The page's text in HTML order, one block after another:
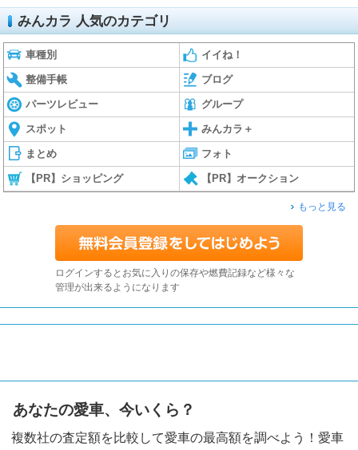
みんカラ 人気のカテゴリ
車種別 イイね！
整備手帳 ブログ
パーツレビュー グループ
スポット みんカラ＋
まとめ フォト
【PR】ショッピング 【PR】オークション
もっと見る
ログインするとお気に入りの保存や燃費記録など様々な
管理が出来るようになります
あなたの愛車、今いくら？
複数社の査定額を比較して愛車の最高額を調べよう！愛車